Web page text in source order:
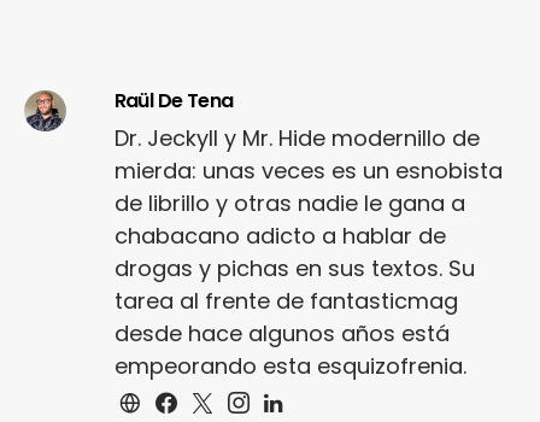
Raül De Tena
Dr. Jeckyll y Mr. Hide modernillo de
mierda: unas veces es un esnobista
de librillo y otras nadie le gana a
chabacano adicto a hablar de
drogas y pichas en sus textos. Su
tarea al frente de fantasticmag
desde hace algunos años está
empeorando esta esquizofrenia.